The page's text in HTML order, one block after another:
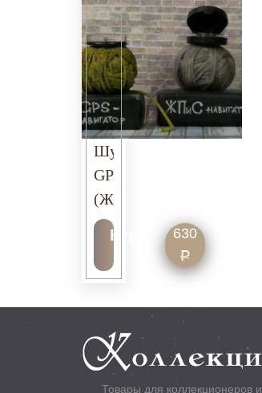
Шуточный
GPS
(ЖПиС)
-
навигатор
Купить 630
Р
Товары для коллекционеров и